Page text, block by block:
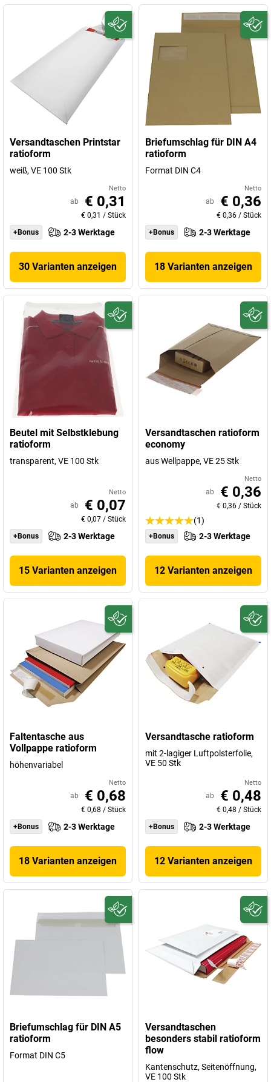
Versandtaschen Printstar
ratioform
weiß, VE 100 Stk
Netto
ab € 0,31
€ 0,31 / Stück
+Bonus
2-3 Werktage
30 Varianten anzeigen
Briefumschlag für DIN A4
ratioform
Format DIN C4
Netto
ab € 0,36
€ 0,36 / Stück
+Bonus
2-3 Werktage
18 Varianten anzeigen
Beutel mit Selbstklebung
ratioform
transparent, VE 100 Stk
Netto
ab € 0,07
€ 0,07 / Stück
+Bonus
2-3 Werktage
15 Varianten anzeigen
Versandtaschen ratioform
economy
aus Wellpappe, VE 25 Stk
Netto
ab € 0,36
€ 0,36 / Stück
(1)
+Bonus 2-3 Werktage
12 Varianten anzeigen
Faltentasche aus
Vollpappe ratioform
höhenvariabel
Netto
ab € 0,68
€ 0,68 / Stück
+Bonus
2-3 Werktage
18 Varianten anzeigen
Versandtasche ratioform
mit 2-lagiger Luftpolsterfolie,
VE 50 Stk
Netto
ab € 0,48
€ 0,48 / Stück
+Bonus
2-3 Werktage
12 Varianten anzeigen
Briefumschlag für DIN A5
ratioform
Format DIN C5
Versandtaschen
besonders stabil ratioform
flow
Kantenschutz, Seitenöffnung,
VE 100 Stk